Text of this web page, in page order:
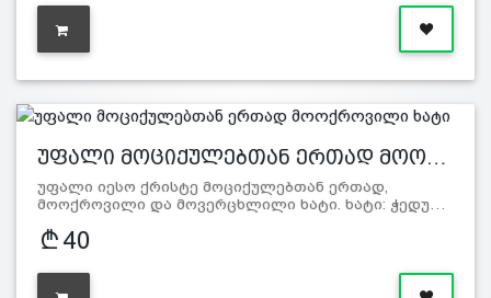
უფალი მოციქულებთან ერთად მოო…
უფალი იესო ქრისტე მოციქულებთან ერთად,
მოოქროვილი და მოვერცხლილი ხატი. ხატი: ჭედუ…
40